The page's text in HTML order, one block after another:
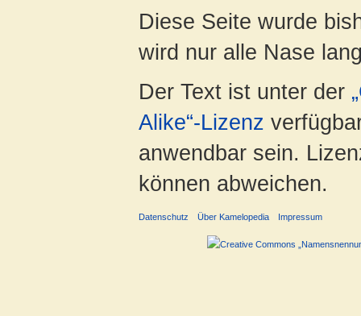
Diese Seite wurde
wird nur alle Nase
Der Text ist unter der
Alike“-Lizenz
anwendbar sein.
können abweichen.
Datenschutz Über Kamelopedia Impressum